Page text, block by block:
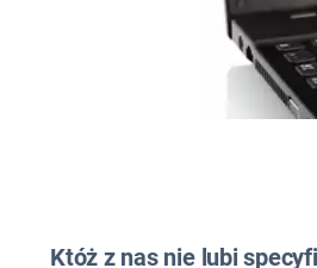
Któż z nas nie lubi